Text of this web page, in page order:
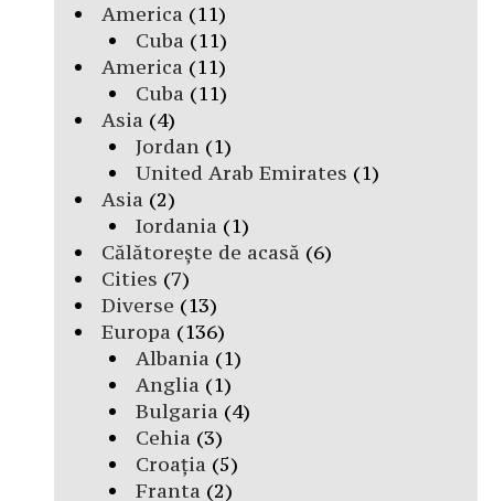
America (11)
Cuba (11)
America (11)
Cuba (11)
Asia (4)
Jordan(1)
United Arab Emirates (1)
Asia (2)
Iordania (1)
Călătorește de acasă (6)
Cities (7)
Diverse (13)
Europa (136)
Albania (1)
Anglia (1)
Bulgaria (4)
Cehia (3)
Croația (5)
Franta (2)